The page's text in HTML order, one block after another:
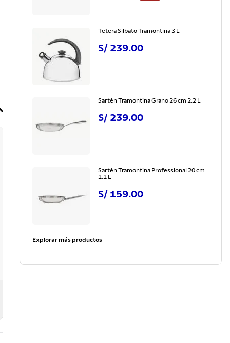
Tetera Silbato Tramontina 3 L
S/ 239.00
Sartén Tramontina Grano 26 cm 2.2 L
S/ 239.00
Sartén Tramontina Professional 20 cm
1.1 L
S/ 159.00
Explorar más productos